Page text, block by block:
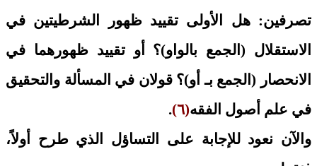
تصرفين: هل الأولى تقييد ظهور الشرطيتين في
الاستقلال (الجمع بالواو)؟ أو تقييد ظهورهما في
الانحصار (الجمع بـ أو)؟ قولان في المسألة والتحقيق
في علم أصول الفقه(٦)
.
والآن نعود للإجابة على التساؤل الذي طرح أولاً،